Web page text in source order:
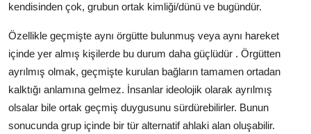
kendisinden çok, grubun ortak kimliği/dünü ve bugündür.
Özellikle geçmişte aynı örgütte bulunmuş veya aynı hareket
içinde yer almış kişilerde bu durum daha güçlüdür . Örgütten
ayrılmış olmak, geçmişte kurulan bağların tamamen ortadan
kalktığı anlamına gelmez. İnsanlar ideolojik olarak ayrılmış
olsalar bile ortak geçmiş duygusunu sürdürebilirler. Bunun
sonucunda grup içinde bir tür alternatif ahlaki alan oluşabilir.